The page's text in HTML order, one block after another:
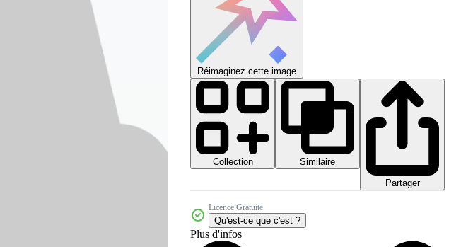
Réimaginez cette image
Collection
Similaire
Partager
Licence Gratuite
Qu'est-ce que c'est ?
Plus d'infos